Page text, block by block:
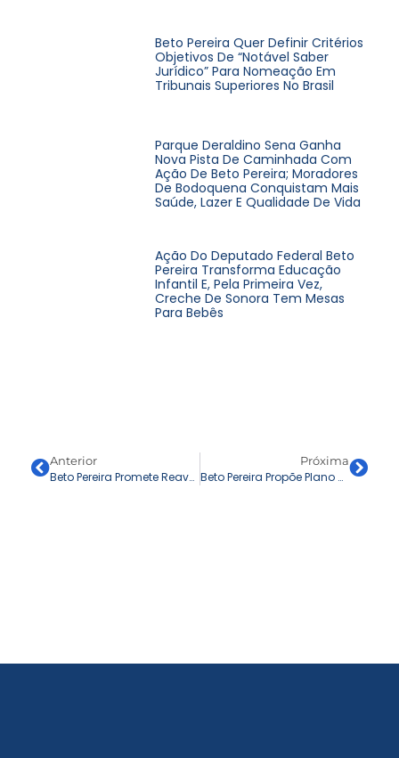
Beto Pereira Quer Definir Critérios
Objetivos De “notável Saber
Jurídico” Para Nomeação Em
Tribunais Superiores No Brasil
Parque Deraldino Sena Ganha
Nova Pista De Caminhada Com
Ação De Beto Pereira; Moradores
De Bodoquena Conquistam Mais
Saúde, Lazer E Qualidade De Vida
Ação Do Deputado Federal Beto
Pereira Transforma Educação
Infantil E, Pela Primeira Vez,
Creche De Sonora Tem Mesas
Para Bebês
Anterior
Beto Pereira Promete Reavaliar 44 Mil Lotes Vazios Para Habitação E Comércio Em Campo Grande
Próxima
Beto Pereira Propõe Plano Ambicioso Para Revitalizar O Centro De Campo Grande